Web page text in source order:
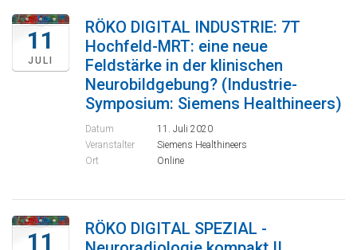
11
JULI
RÖKO DIGITAL INDUSTRIE: 7T
Hochfeld-MRT: eine neue
Feldstärke in der klinischen
Neurobildgebung? (Industrie-
Symposium: Siemens Healthineers)
Datum
11. Juli 2020
Veranstalter
Siemens Healthineers
Ort
Online
11
RÖKO DIGITAL SPEZIAL -